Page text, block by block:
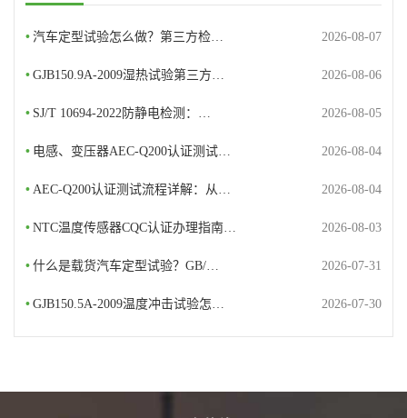
• 2026-08-07
汽车定型试验怎么做？第三方检…
• 2026-08-06
GJB150.9A-2009湿热试验第三方…
• 2026-08-05
SJ/T 10694-2022防静电检测：…
• 2026-08-04
电感、变压器AEC-Q200认证测试…
• 2026-08-04
AEC-Q200认证测试流程详解：从…
• 2026-08-03
NTC温度传感器CQC认证办理指南…
• 2026-07-31
什么是载货汽车定型试验？GB/…
• 2026-07-30
GJB150.5A-2009温度冲击试验怎…